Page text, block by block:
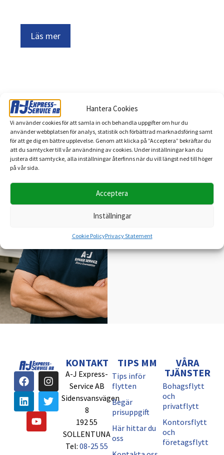
Hantera Cookies
Vi använder cookies för att samla in och behandla uppgifter om hur du
använder webbplatsen för analys, statistik och förbättrad marknadsföring samt
för att ge dig en bättre upplevelse. Genom att klicka på ”Acceptera” bekräftar du
att du samtycker till vår användning av cookies. Under inställningar kan du
justera ditt samtycke, alla inställningar återfinns när du vill längst ned till höger
på vår sida.
Acceptera
Inställningar
Cookie PolicyPrivacy Statement
Läs mer
A-J EXPRESS SERVICE
VI HJÄLPER
FLYTTEN
BEGÄR PRISUPPGIFT ->
KONTAKT
A-J Express-
Service AB
Sidensvansvägen
8
192 55
SOLLENTUNA
Tel:08-25 55
TIPS MM
Tips inför
flytten
Begär
prisuppgift
Här hittar du
oss
VÅRA
TJÄNSTER
Bohagsflytt
och
privatflytt
Kontorsflytt
och
företagsflytt